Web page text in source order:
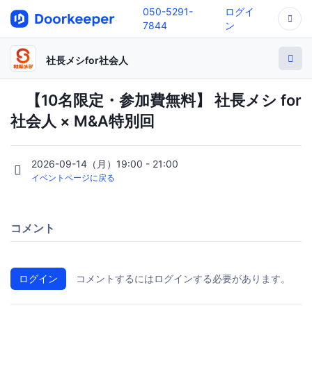
050-5291-
7844
ログイ
ン
社長メシfor社会人
【10名限定・参加費無料】 社長メシ for
社会人 × M&A特別回
2026-09-14（月）19:00 - 21:00
イベントページに戻る
コメント
ログイン コメントするにはログインする必要があります。